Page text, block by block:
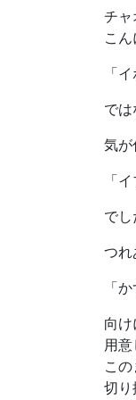
チャ
こん
「イ
では
気が
「イ
でし
つれ
「
向け
用意
この
切り